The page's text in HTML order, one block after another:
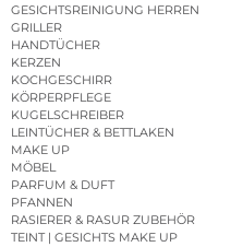
GESICHTSREINIGUNG HERREN
GRILLER
HANDTÜCHER
KERZEN
KOCHGESCHIRR
KÖRPERPFLEGE
KUGELSCHREIBER
LEINTÜCHER & BETTLAKEN
MAKE UP
MÖBEL
PARFUM & DUFT
PFANNEN
RASIERER & RASUR ZUBEHÖR
TEINT | GESICHTS MAKE UP